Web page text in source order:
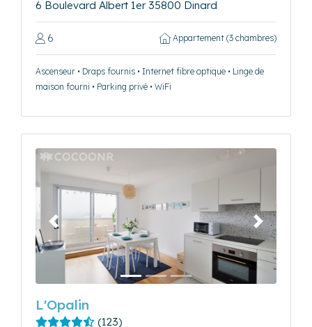
6 Boulevard Albert 1er 35800 Dinard
6 Appartement (3 chambres)
Ascenseur • Draps fournis • Internet fibre optique • Linge de
maison fourni • Parking privé • WiFi
Précédent Suivant
L'Opalin
(123)